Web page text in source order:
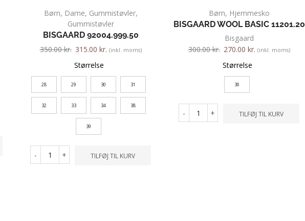
Børn, Dame, Gummistøvler,
Gummistøvler
BISGAARD 92004.999.50
350.00kr. 315.00 kr. (inkl. moms)
Størrelse
28 29 30 31
32 33 34 38
39
- + TILFØJ TIL KURV
Børn, Hjemmesko
BISGAARD WOOL BASIC 11201.20
Bisgaard
300.00kr. 270.00 kr. (inkl. moms)
Størrelse
30
- + TILFØJ TIL KURV